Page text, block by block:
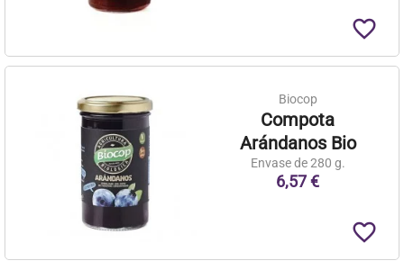
favorite_border
Biocop
Compota
Arándanos Bio
Envase de 280 g.
6,57 €
favorite_border